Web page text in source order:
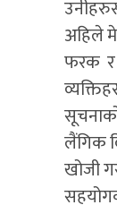
अहिले
फरक र
लैंगिक
खोजी